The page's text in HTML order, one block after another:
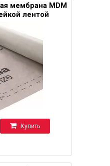
мембрана MDM
лентой
Купить